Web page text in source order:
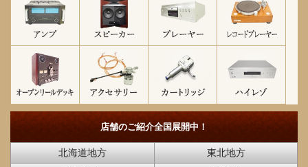
店舗のご紹介全国展開中！
北海道地方
東北地方